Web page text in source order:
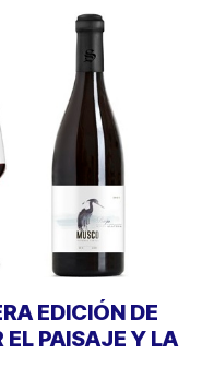
EDICIÓN DE
PAISAJE Y LA